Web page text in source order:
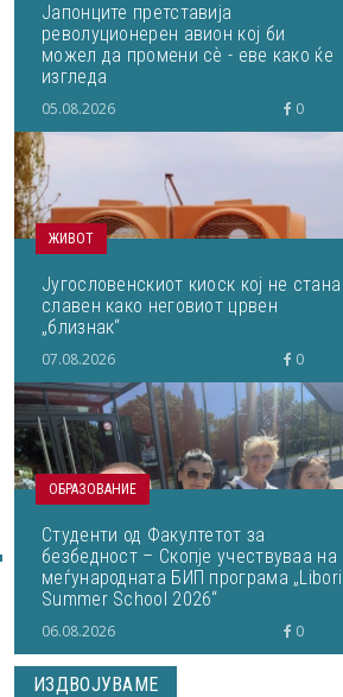
Јапонците претставија
револуционерен авион кој би
можел да промени сѐ - еве како ќе
изгледа
05.08.2026 0
ЖИВОТ
Југословенскиот киоск кој не стана
славен како неговиот црвен
„близнак“
07.08.2026 0
ОБРАЗОВАНИЕ
Студенти од Факултетот за
безбедност – Скопје учествуваа на
меѓународната БИП програма „Libori
Summer School 2026“
06.08.2026 0
ИЗДВОЈУВАМЕ